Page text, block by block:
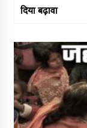
दिया बढ़ावा